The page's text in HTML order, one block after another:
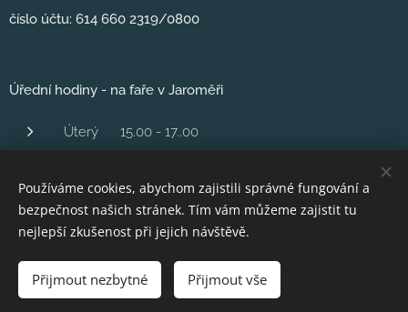
číslo účtu: 614 660 2319/0800
Úřední hodiny - na faře v Jaroměři
Úterý 15.00 - 17..00
Čtvrtek 16,00 - 18.00
Pátek 10..00 - 12.00
Vytvořeno službou Webnode Cookies
Používáme cookies, abychom zajistili správné fungování a
bezpečnost našich stránek. Tím vám můžeme zajistit tu
nejlepší zkušenost při jejich návštěvě.
Přijmout nezbytné Přijmout vše